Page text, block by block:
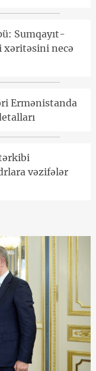
Sumqayıt-
xəritəsini necə
Ermənistanda
vəzifələr